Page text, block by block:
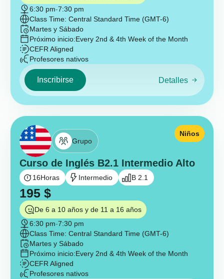
6:30 pm-7:30 pm
Class Time: Central Standard Time (GMT-6)
Martes y Sábado
Próximo inicio:Every 2nd & 4th Week of the Month
CEFR Aligned
Profesores nativos
Inscribirse Detalles
Grupo
Curso de Inglés B2.1 Intermedio Alto
Niños
16Horas Intermedio B 2.1
195 $
De 6 a 10 años y de 11 a 16 años
6:30 pm-7:30 pm
Class Time: Central Standard Time (GMT-6)
Martes y Sábado
Próximo inicio:Every 2nd & 4th Week of the Month
CEFR Aligned
Profesores nativos